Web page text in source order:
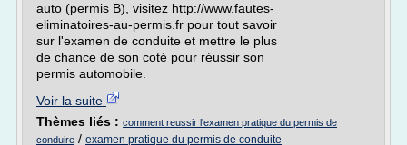
auto (permis B), visitez http://www.fautes-
eliminatoires-au-permis.fr pour tout savoir
sur l'examen de conduite et mettre le plus
de chance de son coté pour réussir son
permis automobile.
Voir la suite
Thèmes liés : comment reussir l'examen pratique du permis de
conduire / examen pratique du permis de conduite